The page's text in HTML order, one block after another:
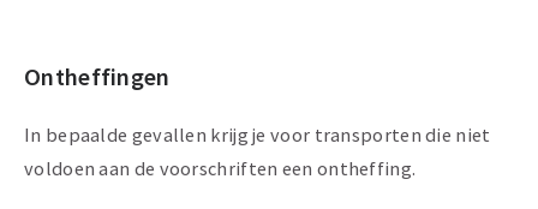
Ontheffingen
In bepaalde gevallen krijg je voor transporten die niet
voldoen aan de voorschriften een ontheffing.